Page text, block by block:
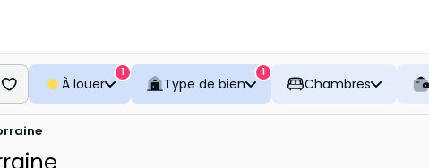
À louer
1
Type de bien
1
Chambres